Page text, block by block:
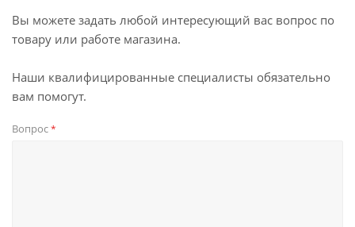
Вы можете задать любой интересующий вас вопрос по
товару или работе магазина.
Наши квалифицированные специалисты обязательно
вам помогут.
Вопрос*